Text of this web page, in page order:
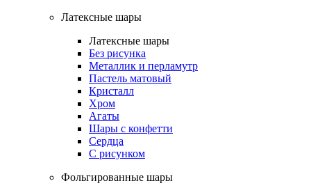
Латексные шары
Латексные шары
Без рисунка
Металлик и перламутр
Пастель матовый
Кристалл
Хром
Агаты
Шары с конфетти
Сердца
С рисунком
Фольгированные шары